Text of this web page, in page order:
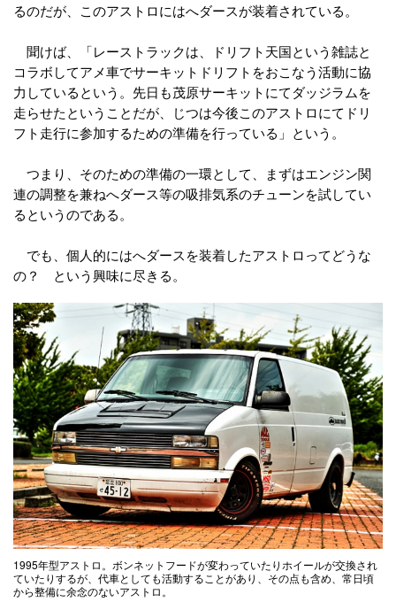
るのだが、このアストロにはへダースが装着されている。
聞けば、「レーストラックは、ドリフト天国という雑誌と
コラボしてアメ車でサーキットドリフトをおこなう活動に協
力しているという。先日も茂原サーキットにてダッジラムを
走らせたということだが、じつは今後このアストロにてドリ
フト走行に参加するための準備を行っている」という。
つまり、そのための準備の一環として、まずはエンジン関
連の調整を兼ねへダース等の吸排気系のチューンを試してい
るというのである。
でも、個人的にはへダースを装着したアストロってどうな
の？ という興味に尽きる。
1995年型アストロ。ボンネットフードが変わっていたりホイールが交換され
ていたりするが、代車としても活動することがあり、その点も含め、常日頃
から整備に余念のないアストロ。